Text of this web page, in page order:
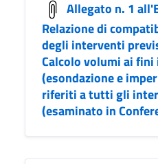
Allegato n. 1
Relazione di
degli interventi
Calcolo volumi ai
(esondazione e
riferiti a tutti gli
(esaminato in